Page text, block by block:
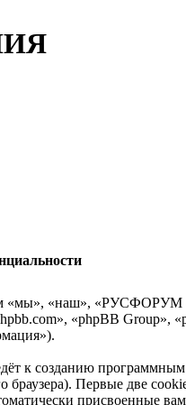
«мы», «наш»,
«phpBB Group»,
к созданию программным
Первые две
присвоенные